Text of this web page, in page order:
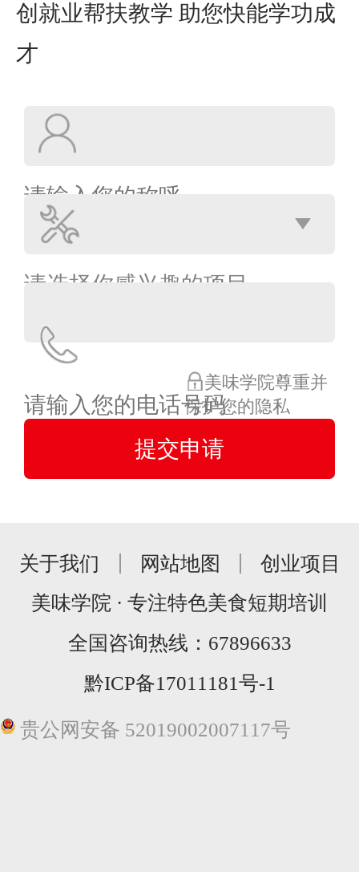
创就业帮扶教学 助您快能学功成
才
美味学院尊重并
保护您的隐私
关于我们 网站地图
创业项目
美味学院 · 专注特色美食短期培训
全国咨询热线： 67896633
黔ICP备17011181号-1
贵公网安备 52019002007117号